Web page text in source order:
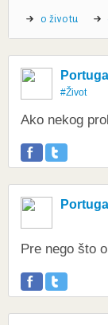
o životu
#Život
Ako nekog
Pre nego što